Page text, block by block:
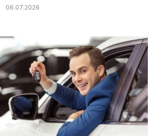
06.07.2026